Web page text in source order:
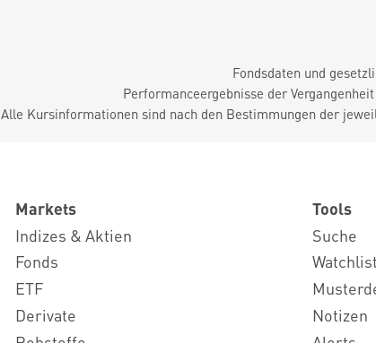
Fondsdaten und
Performanceergebnisse der
Alle Kursinformationen sind nach den Bestimmungen der
Markets
Indizes & Aktien
Fonds
ETF
Derivate
Tools
Suche
Notizen